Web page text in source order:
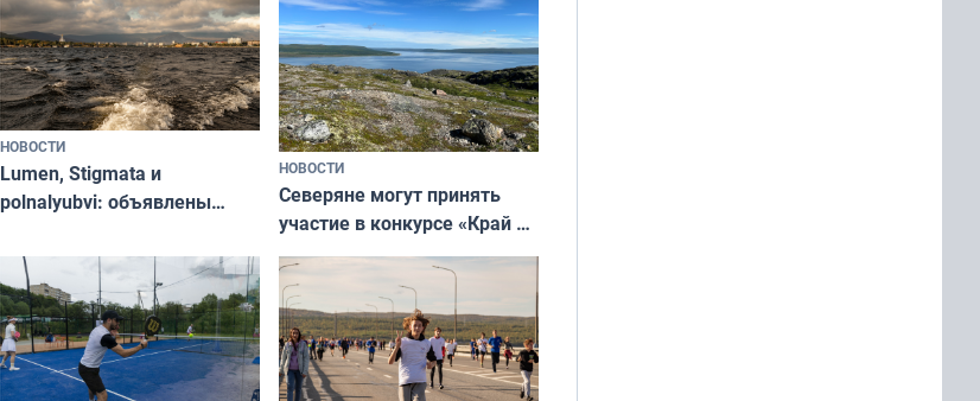
НОВОСТИ
Lumen, Stigmata и
polnalyubvi: объявлены
«Имандра» в 2026 года
НОВОСТИ
Северяне могут принять
участие в конкурсе «Край у
северной границы: фотогид
по Печенгскому округу»